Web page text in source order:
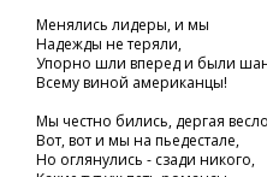
Менялись лидеры, и мы
Надежды не теряли,
Упорно шли вперед и были
Всему виной американцы!
Мы честно бились, дергая
Вот, вот и мы на пьедестале,
Но оглянулись - сзади никого,